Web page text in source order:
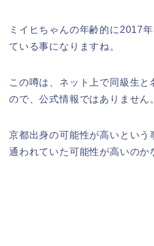
ミイヒちゃんの年齢的に2017
ている事になりますね。
この噂は、ネット上で同級生と
ので、公式情報ではありません
京都出身の可能性が高いという
通われていた可能性が高いのか